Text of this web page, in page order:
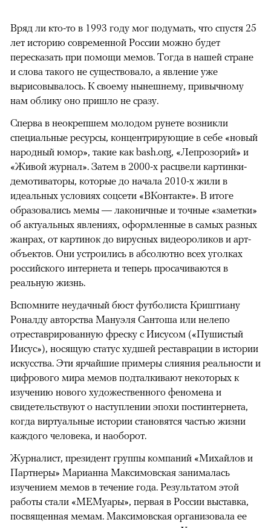
Вряд ли кто-то в 1993 году мог подумать, что спустя 25
лет историю современной России можно будет
пересказать при помощи мемов. Тогда в нашей стране
и слова такого не существовало, а явление уже
вырисовывалось. К своему нынешнему, привычному
нам облику оно пришло не сразу.
Сперва в неокрепшем молодом рунете возникли
специальные ресурсы, концентрирующие в себе «новый
народный юмор», такие как bash.org, «Лепрозорий» и
«Живой журнал». Затем в 2000-х расцвели картинки-
демотиваторы, которые до начала 2010-х жили в
идеальных условиях соцсети «ВКонтакте». В итоге
образовались мемы — лаконичные и точные «заметки»
об актуальных явлениях, оформленные в самых разных
жанрах, от картинок до вирусных видеороликов и арт-
объектов. Они устроились в абсолютно всех уголках
российского интернета и теперь просачиваются в
реальную жизнь.
Вспомните неудачный бюст футболиста Криштиану
Роналду авторства Мануэля Сантоша или нелепо
отреставрированную фреску с Иисусом («Пушистый
Иисус»), носящую статус худшей реставрации в истории
искусства. Эти ярчайшие примеры слияния реальности и
цифрового мира мемов подталкивают некоторых к
изучению нового художественного феномена и
свидетельствуют о наступлении эпохи постинтернета,
когда виртуальные истории становятся частью жизни
каждого человека, и наоборот.
Журналист, президент группы компаний «Михайлов и
Партнеры» Марианна Максимовская занималась
изучением мемов в течение года. Результатом этой
работы стали «МЕМуары», первая в России выставка,
посвященная мемам. Максимовская организовала ее